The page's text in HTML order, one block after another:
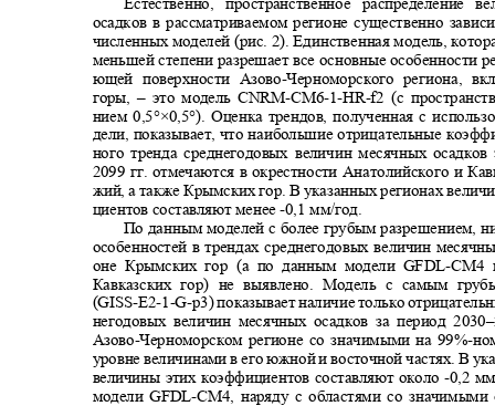
Естественно, пространственное
осадков в рассматриваемом регионе существенно
численных моделей (рис. 2). Единственная модель,
меньшей степени разрешает все основные особенности
ющей поверхности Азово-Черноморского региона,
горы,– это модельCNRM-CM6-1-HR-f2 (с
нием 0,5°×0,5°). Оценка трендов, полученная с
дели, показывает, что наибольшие отрицательные
ного тренда среднегодовых величин месячных
2099 гг. отмечаются в окрестности Анатолийского и
жий, а также Крымских гор. В указанных регионах
циентов составляют менее-0,1 мм/год.
По данным моделей с более грубым разрешением,
особенностей в трендах среднегодовых величин
оне Крымских гор (а по данным модели GFDL-CM4
Кавказских гор) не выявлено. Модель с самым
(GISS-E2-1-G-p3) показывает наличие только
негодовых величин месячных осадков за период 2030
Азово-Черноморском регионе со значимыми на 99%-
уровне величинами в его южной и восточной частях. В
величины этих коэффициентов составляют около -0,2
моделиGFDL-CM4, наряду с областями со